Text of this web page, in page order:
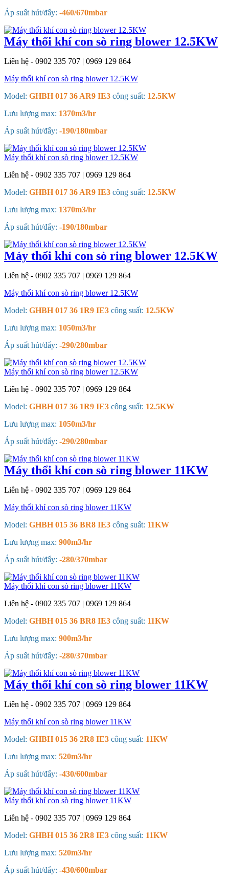
Áp suất hút/đẩy: -460/670mbar
Máy thổi khí con sò ring blower 12.5KW
Liên hệ - 0902 335 707 | 0969 129 864
Máy thổi khí con sò ring blower 12.5KW
Model: GHBH 017 36 AR9 IE3 công suất: 12.5KW
Lưu lượng max: 1370m3/hr
Áp suất hút/đẩy: -190/180mbar
Máy thổi khí con sò ring blower 12.5KW
Liên hệ - 0902 335 707 | 0969 129 864
Model: GHBH 017 36 AR9 IE3 công suất: 12.5KW
Lưu lượng max: 1370m3/hr
Áp suất hút/đẩy: -190/180mbar
Máy thổi khí con sò ring blower 12.5KW
Liên hệ - 0902 335 707 | 0969 129 864
Máy thổi khí con sò ring blower 12.5KW
Model: GHBH 017 36 1R9 IE3 công suất: 12.5KW
Lưu lượng max: 1050m3/hr
Áp suất hút/đẩy: -290/280mbar
Máy thổi khí con sò ring blower 12.5KW
Liên hệ - 0902 335 707 | 0969 129 864
Model: GHBH 017 36 1R9 IE3 công suất: 12.5KW
Lưu lượng max: 1050m3/hr
Áp suất hút/đẩy: -290/280mbar
Máy thổi khí con sò ring blower 11KW
Liên hệ - 0902 335 707 | 0969 129 864
Máy thổi khí con sò ring blower 11KW
Model: GHBH 015 36 BR8 IE3 công suất: 11KW
Lưu lượng max: 900m3/hr
Áp suất hút/đẩy: -280/370mbar
Máy thổi khí con sò ring blower 11KW
Liên hệ - 0902 335 707 | 0969 129 864
Model: GHBH 015 36 BR8 IE3 công suất: 11KW
Lưu lượng max: 900m3/hr
Áp suất hút/đẩy: -280/370mbar
Máy thổi khí con sò ring blower 11KW
Liên hệ - 0902 335 707 | 0969 129 864
Máy thổi khí con sò ring blower 11KW
Model: GHBH 015 36 2R8 IE3 công suất: 11KW
Lưu lượng max: 520m3/hr
Áp suất hút/đẩy: -430/600mbar
Máy thổi khí con sò ring blower 11KW
Liên hệ - 0902 335 707 | 0969 129 864
Model: GHBH 015 36 2R8 IE3 công suất: 11KW
Lưu lượng max: 520m3/hr
Áp suất hút/đẩy: -430/600mbar